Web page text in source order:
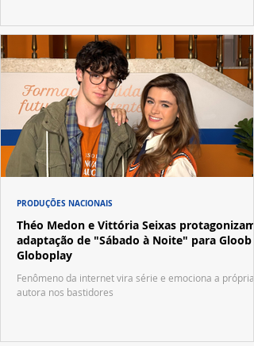
Théo Medon e Vittória Seixas protagonizam
adaptação de "Sábado à Noite" para Gloob e
Globoplay
Fenômeno da internet vira série e emociona a própria
autora nos bastidores
PRODUÇÕES NACIONAIS